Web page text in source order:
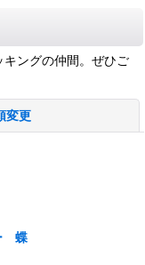
ングの仲間。ぜひご
変更
蝶